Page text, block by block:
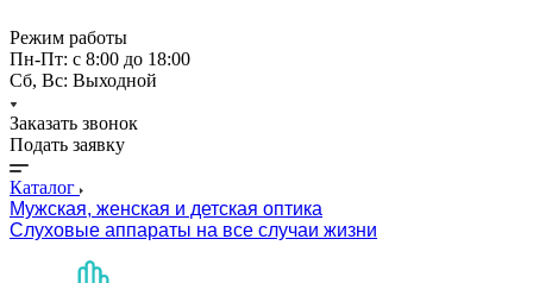
Режим работы
Пн-Пт: с 8:00 до 18:00
Сб, Вс: Выходной
Заказать звонок
Подать заявку
Каталог
Мужская, женская и детская оптика
Слуховые аппараты на все случаи жизни